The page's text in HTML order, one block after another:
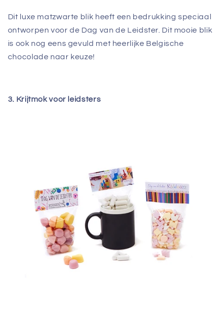
Dit luxe matzwarte blik heeft een bedrukking speciaal
ontworpen voor de Dag van de Leidster. Dit mooie blik
is ook nog eens gevuld met heerlijke Belgische
chocolade naar keuze!
3. Krijtmok voor leidsters